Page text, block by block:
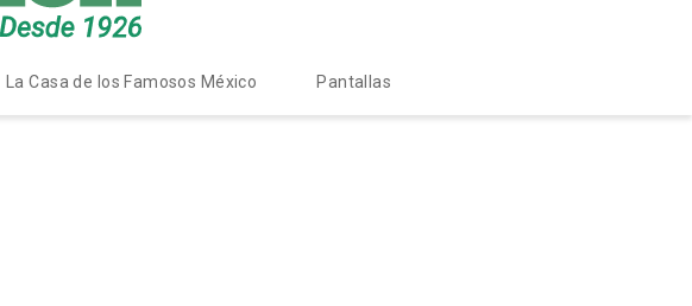
La Casa de los Famosos México Pantallas